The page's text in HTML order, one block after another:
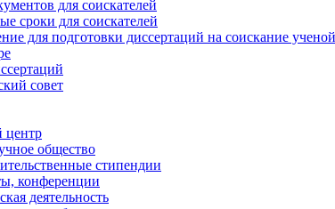
для соискателей
сроки для соискателей
для подготовки диссертаций на соискание
совет
общество
стипендии
конференции
деятельность